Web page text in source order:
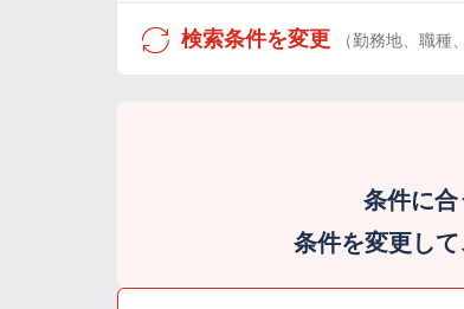
検索条件を変更 （勤務地、職種
条件に合
条件を変更して